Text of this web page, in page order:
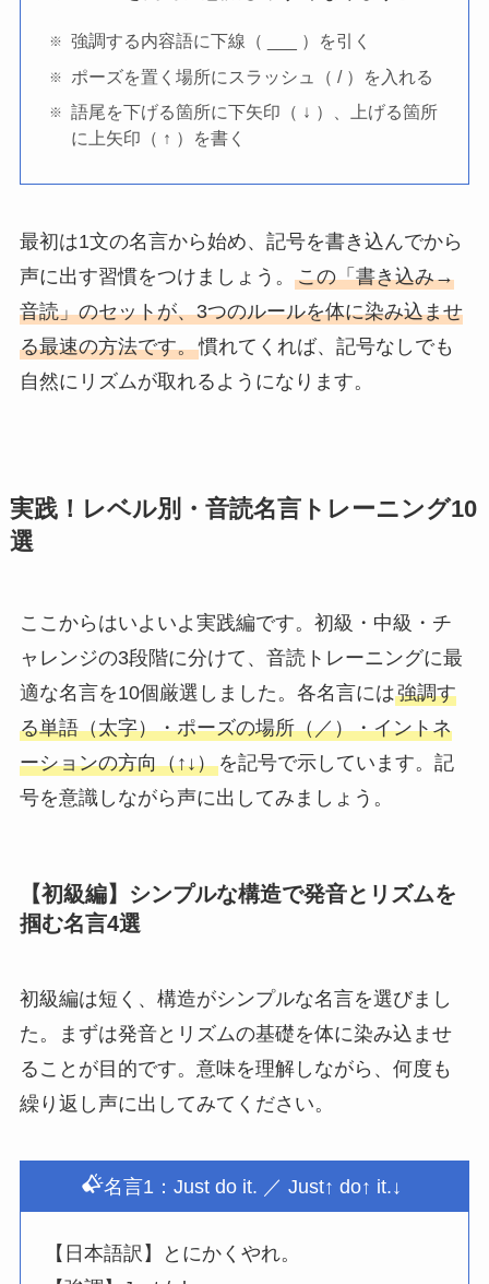
強調する内容語に下線（ ___ ）を引く
ポーズを置く場所にスラッシュ（ / ）を入れる
語尾を下げる箇所に下矢印（ ↓ ）、上げる箇所
に上矢印（ ↑ ）を書く
最初は1文の名言から始め、記号を書き込んでから
声に出す習慣をつけましょう。 この「書き込み→
音読」のセットが、3つのルールを体に染み込ませ
る最速の方法です。慣れてくれば、記号なしでも
自然にリズムが取れるようになります。
実践！レベル別・音読名言トレーニング10
選
ここからはいよいよ実践編です。初級・中級・チ
ャレンジの3段階に分けて、音読トレーニングに最
適な名言を10個厳選しました。各名言には強調す
る単語（太字）・ポーズの場所（／）・イントネ
ーションの方向（↑↓）を記号で示しています。記
号を意識しながら声に出してみましょう。
【初級編】シンプルな構造で発音とリズムを
掴む名言4選
初級編は短く、構造がシンプルな名言を選びまし
た。まずは発音とリズムの基礎を体に染み込ませ
ることが目的です。意味を理解しながら、何度も
繰り返し声に出してみてください。
名言1：Just do it. ／ Just↑ do↑ it.↓
【日本語訳】とにかくやれ。